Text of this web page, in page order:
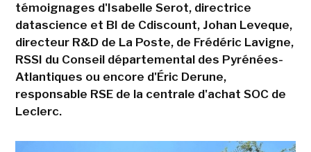
témoignages d'Isabelle Serot, directrice
datascience et BI de Cdiscount, Johan Leveque,
directeur R&D de La Poste, de Frédéric Lavigne,
RSSI du Conseil départemental des Pyrénées-
Atlantiques ou encore d'Éric Derune,
responsable RSE de la centrale d'achat SOC de
Leclerc.